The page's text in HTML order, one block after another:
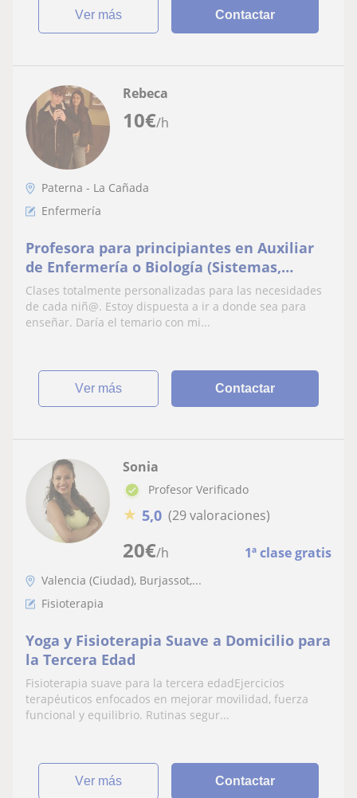
ver más Contactar
10€/h
Rebeca
Paterna - La Cañada
Enfermería
Profesora para principiantes en Auxiliar
de Enfermería o Biología (Sistemas,
Aparatos y tejidos)
Clases totalmente personalizadas para las necesidades
de cada niñ@. Estoy dispuesta a ir a donde sea para
enseñar. Daría el temario con mi...
ver más Contactar
20€/h 1ª clase gratis
Sonia
Profesor Verificado
★ 5,0 (29 valoraciones)
Valencia (Ciudad), Burjassot,...
Fisioterapia
Yoga y Fisioterapia Suave a Domicilio para
la Tercera Edad
Fisioterapia suave para la tercera edadEjercicios
terapéuticos enfocados en mejorar movilidad, fuerza
funcional y equilibrio. Rutinas segur...
ver más Contactar